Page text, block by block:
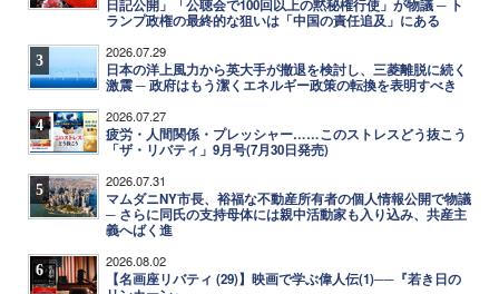
日記公開」「公聴会で100回以上の黙秘権行使」が物議 ─ ト
ランプ政権の最終的な狙いは「中国の責任追及」にある
3 2026.07.29
日本の洋上風力から英大手が撤退を検討し、三菱離脱に続く
激震 ─ 政府はもう潔くエネルギー政策の転換を表明すべき
4 2026.07.27
疲労・人間関係・プレッシャー……このストレスどう抜こう
「ザ・リバティ」9月号(7月30日発売)
5 2026.07.31
マムダニNY市長、裕福な不動産所有者の個人情報公開で物議
─ さらに同氏の支持母体には親中活動家も入り込み、共産主
義へばく進
6 2026.08.02
【名画座リバティ (29)】映画で学ぶ偉人伝(1)──『若き日の